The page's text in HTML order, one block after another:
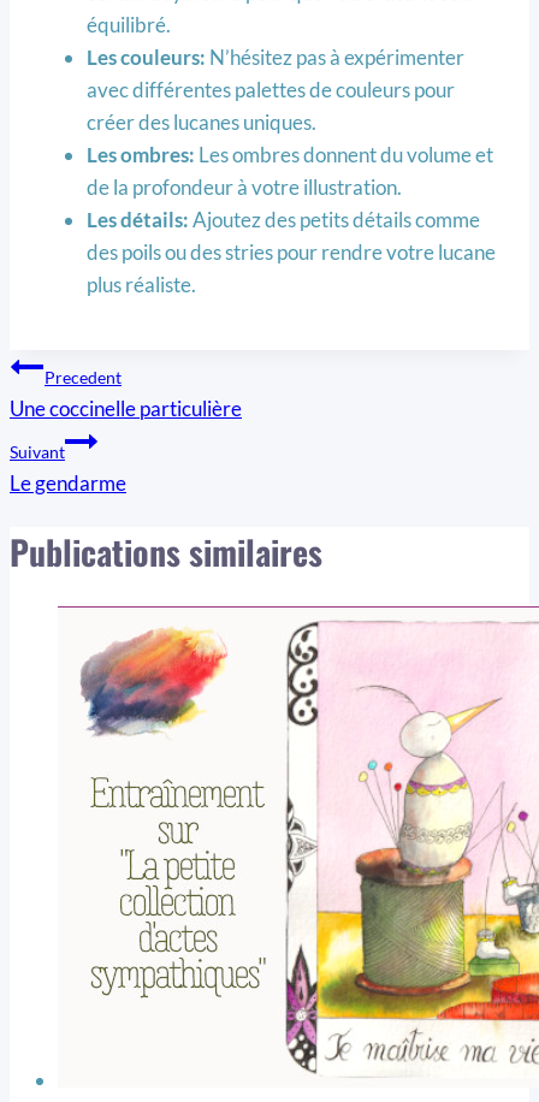
équilibré.
Les couleurs: N’hésitez pas à expérimenter
avec différentes palettes de couleurs pour
créer des lucanes uniques.
Les ombres: Les ombres donnent du volume et
de la profondeur à votre illustration.
Les détails:Ajoutez des petits détails comme
des poils ou des stries pour rendre votre lucane
plus réaliste.
Navigation
de
l’article
Precedent
Une coccinelle particulière
Suivant
Le gendarme
Publications similaires